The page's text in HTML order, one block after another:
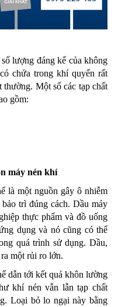
lượng đáng kể của không
chứa trong khí quyển rất
thường. Một số các tạp chất
gồm:
máy nén khí
là một nguồn gây ô nhiễm
trì đúng cách. Dầu máy
thực phẩm và đồ uống
dụng và nó cũng có thể
quá trình sử dụng. Dầu,
một rủi ro lớn.
dẫn tới kết quả khôn lường
khí nén vẫn lẫn tạp chất
Loại bỏ lo ngại này bằng